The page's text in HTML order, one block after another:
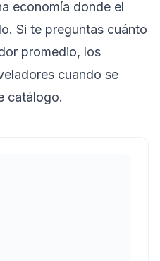
economía donde el
Si te preguntas cuánto
promedio, los
cuando se
catálogo.